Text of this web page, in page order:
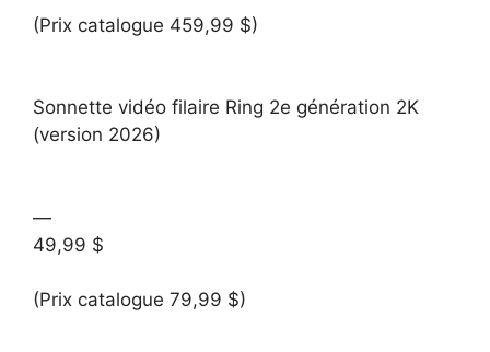
(Prix catalogue 459,99 $)
Sonnette vidéo filaire Ring 2e génération 2K
(version 2026)
—
49,99 $
(Prix catalogue 79,99 $)